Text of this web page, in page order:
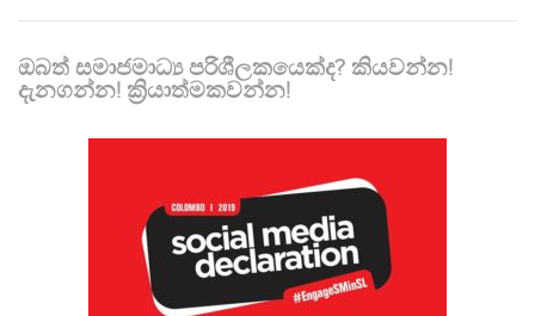
ඔබත් සමාජමාධ්‍ය පරිශීලකයෙක්ද? කියවන්න!
දැනගන්න! ක්‍රියාත්මකවන්න!